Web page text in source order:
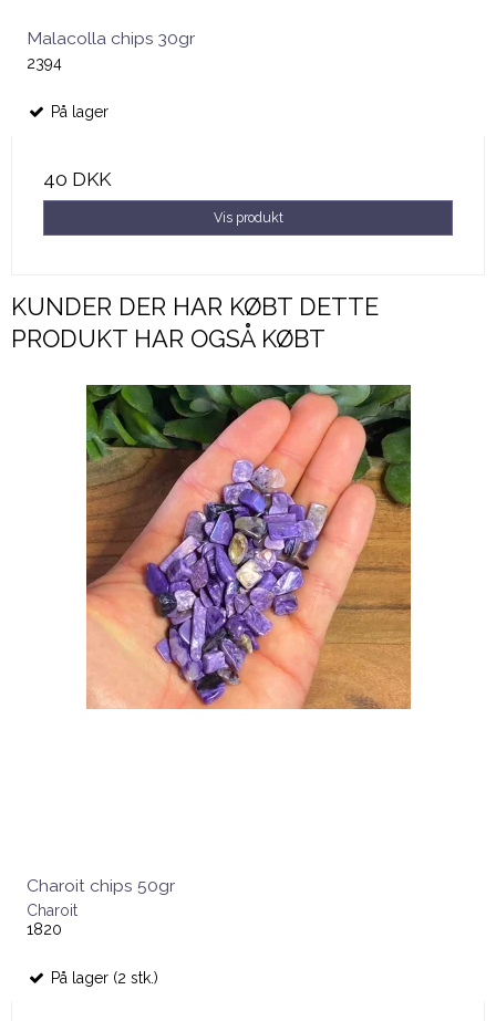
Malacolla chips 30gr
2394
På lager
40 DKK
Vis produkt
KUNDER DER HAR KØBT DETTE
PRODUKT HAR OGSÅ KØBT
Charoit chips 50gr
Charoit
1820
På lager (2 stk.)